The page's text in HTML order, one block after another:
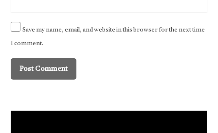
Save my name, email, and website in this browser for the next time
I comment.